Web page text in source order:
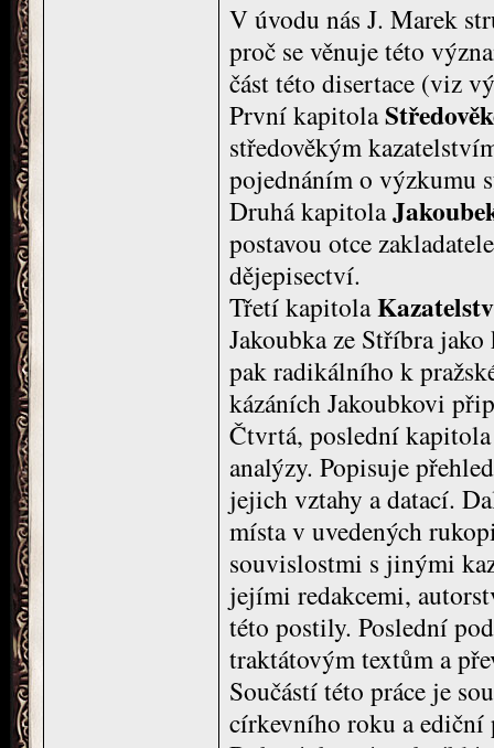
V úvodu nás J. Marek
proč se věnuje této
část této disertace (viz
První kapitola
středověkým
pojednáním o výzkumu
Druhá kapitola
postavou otce
dějepisectví.
Třetí kapitola
Jakoubka ze Stříbra
pak radikálního k
kázáních Jakoubkovi
Čtvrtá, poslední
analýzy. Popisuje
jejich vztahy a datací.
místa v uvedených
souvislostmi s jinými
jejími redakcemi,
této postily. Poslední
traktátovým textům a
Součástí této práce je
církevního roku a ediční